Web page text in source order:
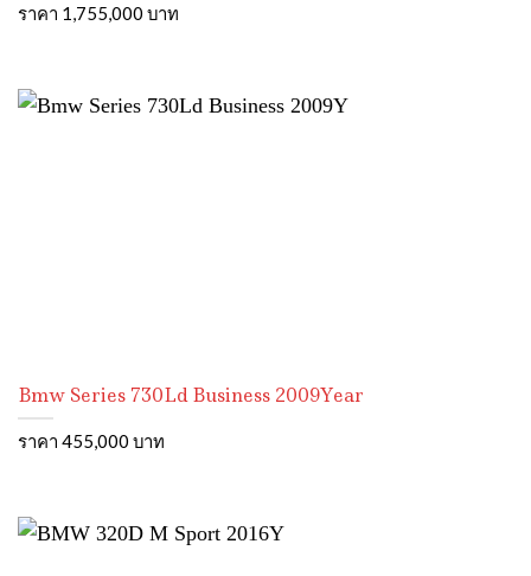
ราคา 1,755,000 บาท
Bmw Series 730Ld Business 2009Year
ราคา 455,000 บาท